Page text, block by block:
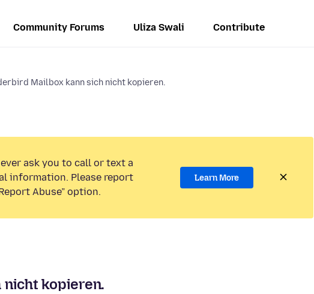
Community Forums Uliza Swali Contribute
Mailbox kann sich nicht kopieren.
ask you to call or text a
information. Please report
Abuse” option.
Learn More
kopieren.